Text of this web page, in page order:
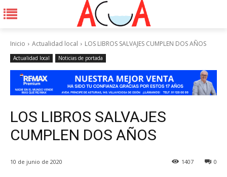
Inicio Actualidad local LOS LIBROS SALVAJES CUMPLEN DOS AÑOS
Actualidad local Noticias de portada
LOS LIBROS SALVAJES
CUMPLEN DOS AÑOS
10 de junio de 2020 0
1407